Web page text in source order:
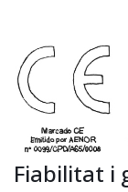
Fiabilitat i